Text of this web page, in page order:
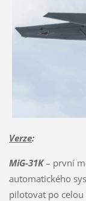
Verze:
MiG-31K– první
automatického
pilotovat po